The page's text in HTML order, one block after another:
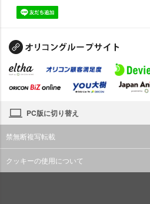
PC版に切り替え
禁無断複写転載
クッキーの使用について